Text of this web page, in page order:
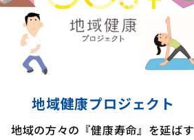
地域健康プロジェクト
地域の方々の『健康寿命』を延ばす